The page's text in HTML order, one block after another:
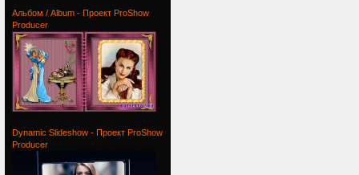
Альбом / Album - Проект ProShow
Producer
Dynamic Slideshow - Проект ProShow
Producer